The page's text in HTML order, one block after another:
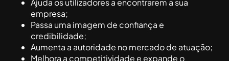
Ajuda os utilizadores a encontrarem a sua
empresa;
Passa uma imagem de confiança e
credibilidade;
Aumenta a autoridade no mercado de atuação;
Melhora a competitividade e expande o